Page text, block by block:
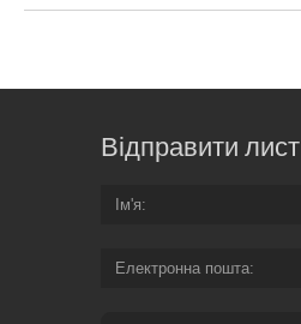
Відправити лист
Ім'я
Електронна пошта